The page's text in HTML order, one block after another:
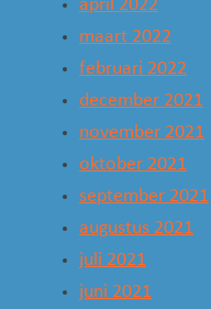
april 2022
maart 2022
februari 2022
december 2021
november 2021
oktober 2021
september 2021
augustus 2021
juli 2021
juni 2021